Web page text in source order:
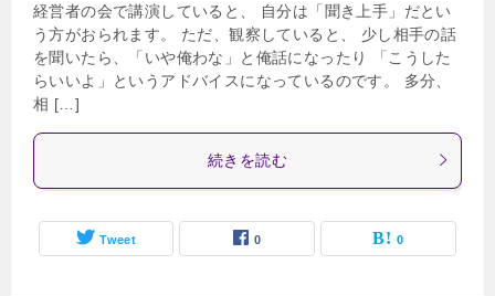
経営者の会で講演していると、 自分は「聞き上手」だとい
う方がおられます。 ただ、観察していると、 少し相手の話
を聞いたら、「いや俺わな」と俺話になったり 「こうした
らいいよ」というアドバイスになっているのです。 多分、
相 […]
続きを読む
Tweet 0 0